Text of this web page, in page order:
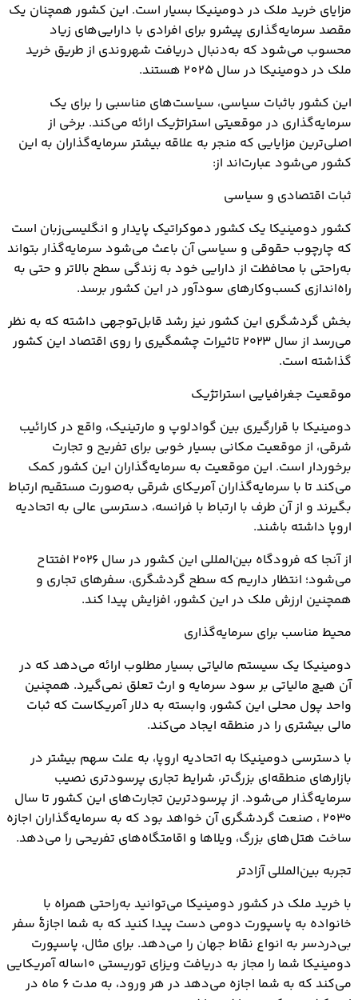
مزایای خرید ملک در دومینیکا بسیار است. این کشور همچنان یک
مقصد سرمایه‌گذاری پیشرو برای افرادی با دارایی‌های زیاد
محسوب می‌شود که به‌دنبال دریافت شهروندی از طریق خرید
ملک در دومینیکا در سال 2025 هستند.
این کشور باثبات سیاسی، سیاست‌های مناسبی را برای یک
سرمایه‌گذاری در موقعیتی استراتژیک ارائه می‌کند. برخی از
اصلی‌ترین مزایایی که منجر به علاقه بیشتر سرمایه‌گذاران به این
کشور می‌شود عبارت‌اند از:
ثبات اقتصادی و سیاسی
کشور دومینیکا یک کشور دموکراتیک پایدار و انگلیسی‌زبان است
که چارچوب حقوقی و سیاسی آن باعث می‌شود سرمایه‌گذار بتواند
به‌راحتی با محافظت از دارایی خود به زندگی سطح بالاتر و حتی به
راه‌اندازی کسب‌وکارهای سودآور در این کشور برسد.
بخش گردشگری این کشور نیز رشد قابل‌توجهی داشته که به نظر
می‌رسد از سال ۲۰۲۳ تاثیرات چشمگیری را روی اقتصاد این کشور
گذاشته است.
موقعیت جغرافیایی استراتژیک
دومینیکا با قرارگیری بین گوادلوپ و مارتینیک، واقع در کارائیب
شرقی، از موقعیت مکانی بسیار خوبی برای تفریح و تجارت
برخوردار است. این موقعیت به سرمایه‌گذاران این کشور کمک
می‌کند تا با سرمایه‌گذاران آمریکای شرقی به‌صورت مستقیم ارتباط
بگیرند و از آن طرف با ارتباط با فرانسه، دسترسی عالی به اتحادیه
اروپا داشته باشند.
از آنجا که فرودگاه بین‌المللی این کشور در سال ۲۰۲۶ افتتاح
می‌شود؛ انتظار داریم که سطح گردشگری، سفرهای تجاری و
همچنین ارزش ملک در این کشور، افزایش پیدا کند.
محیط مناسب برای سرمایه‌گذاری
دومینیکا یک سیستم مالیاتی بسیار مطلوب ارائه می‌دهد که در
آن هیچ مالیاتی بر سود سرمایه و ارث تعلق نمی‌گیرد. همچنین
واحد پول محلی این کشور، وابسته به دلار آمریکاست که ثبات
مالی بیشتری را در منطقه ایجاد می‌کند.
با دسترسی دومینیکا به اتحادیه اروپا، به علت سهم بیشتر در
بازارهای منطقه‌ای بزرگ‌تر، شرایط تجاری پرسودتری نصیب
سرمایه‌گذار می‌شود. از پرسودترین تجارت‌های این کشور تا سال
۲۰۳۰ ، صنعت گردشگری آن خواهد بود که به سرمایه‌گذاران اجازه
ساخت هتل‌های بزرگ، ویلاها و اقامتگاه‌های تفریحی را می‌دهد.
تجربه بین‌المللی آزادتر
با خرید ملک در کشور دومینیکا می‌توانید به‌راحتی همراه با
خانواده به پاسپورت دومی دست پیدا کنید که به شما اجازۀ سفر
بی‌دردسر به انواع نقاط جهان را می‌دهد. برای مثال، پاسپورت
دومینیکا شما را مجاز به دریافت ویزای توریستی ۱۰ساله آمریکایی
می‌کند که به شما اجازه می‌دهد در هر ورود، به مدت ۶ ماه در